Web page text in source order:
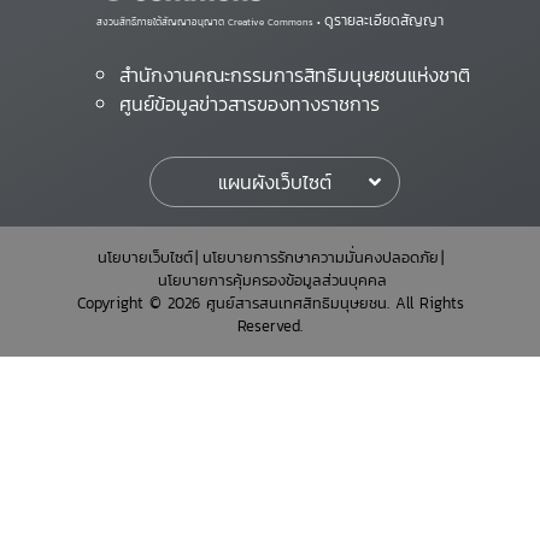
สงวนสิทธิ์ภายใต้สัญญาอนุญาต Creative Commons • ดูรายละเอียดสัญญา
สำนักงานคณะกรรมการสิทธิมนุษยชนแห่งชาติ
ศูนย์ข้อมูลข่าวสารของทางราชการ
แผนผังเว็บไซต์
นโยบายเว็บไซต์ นโยบายการรักษาความมั่นคงปลอดภัย
นโยบายการคุ้มครองข้อมูลส่วนบุคคล
Copyright © 2026 ศูนย์สารสนเทศสิทธิมนุษยชน. All Rights
Reserved.